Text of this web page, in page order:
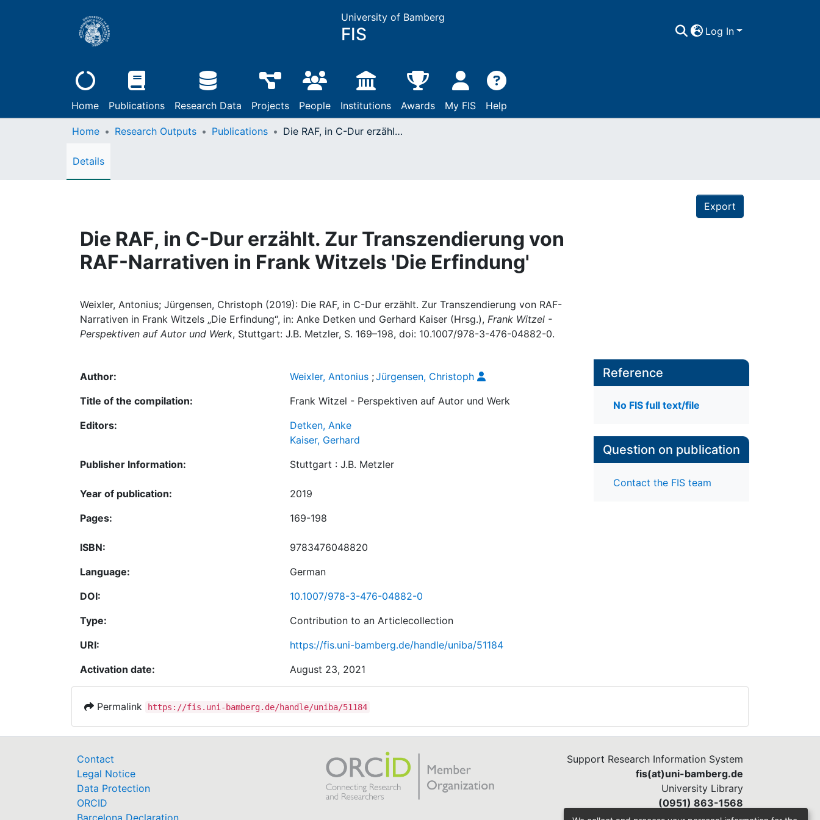
University of Bamberg
FIS Log In
Home Publications Research Data Projects People Institutions Awards My FIS Help
Home Research Outputs Publications Die RAF, in C-Dur erzählt. Zur Transzendierung von RAF-Narrativen in Frank Witzels 'Die Erfindung'
Details
Export
Die RAF, in C-Dur erzählt. Zur Transzendierung von
RAF-Narrativen in Frank Witzels 'Die Erfindung'
Weixler, Antonius; Jürgensen, Christoph (2019): Die RAF, in C-Dur erzählt. Zur Transzendierung von RAF-
Narrativen in Frank Witzels „Die Erfindung“, in: Anke Detken und Gerhard Kaiser (Hrsg.), Frank Witzel -
Perspektiven auf Autor und Werk, Stuttgart: J.B. Metzler, S. 169–198, doi: 10.1007/978-3-476-04882-0.
Author: Weixler, Antonius ;Jürgensen, Christoph
Title of the compilation:
Frank Witzel - Perspektiven auf Autor und Werk
Editors:
Detken, Anke
Kaiser, Gerhard
Publisher Information:
Stuttgart : J.B. Metzler
Year of publication:
2019
Pages:
169-198
ISBN:
9783476048820
Language:
German
DOI:
10.1007/978-3-476-04882-0
Type:
Contribution to an Articlecollection
URI:
https://fis.uni-bamberg.de/handle/uniba/51184
Activation date:
August 23, 2021
Reference
No FIS full text/file
Question on publication
Contact the FIS team
Permalink https://fis.uni-bamberg.de/handle/uniba/51184
Contact
Legal Notice
Data Protection
ORCID
Barcelona Declaration
Support Research Information System
fis(at)uni-bamberg.de
University Library
(0951) 863-1568